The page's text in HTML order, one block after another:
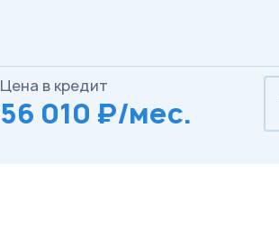
Цена в кредит
56 010 ₽/мес.